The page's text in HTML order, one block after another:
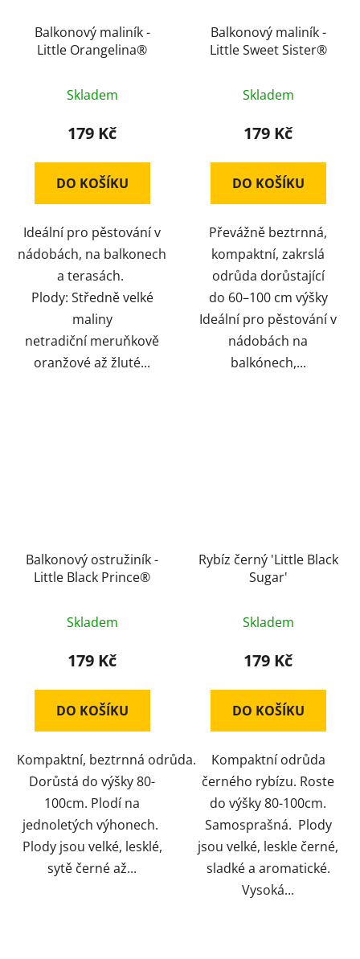
Balkonový maliník -
Little Orangelina®
Skladem
179 Kč
DO KOŠÍKU
Ideální pro pěstování v
nádobách, na balkonech
a terasách.
Plody: Středně velké
maliny
netradiční meruňkově
oranžové až žluté...
Balkonový maliník -
Little Sweet Sister®
Skladem
179 Kč
DO KOŠÍKU
Převážně beztrnná,
kompaktní, zakrslá
odrůda dorůstající
do 60–100 cm výšky
Ideální pro pěstování v
nádobách na
balkónech,...
Balkonový ostružiník -
Little Black Prince®
Skladem
179 Kč
DO KOŠÍKU
Kompaktní, beztrnná odrůda.
Dorůstá do výšky 80-
100cm. Plodí na
jednoletých výhonech.
Plody jsou velké, lesklé,
sytě černé až...
Rybíz černý 'Little Black
Sugar'
Skladem
179 Kč
DO KOŠÍKU
Kompaktní odrůda
černého rybízu. Roste
do výšky 80-100cm.
Samosprašná. Plody
jsou velké, leskle černé,
sladké a aromatické.
Vysoká...